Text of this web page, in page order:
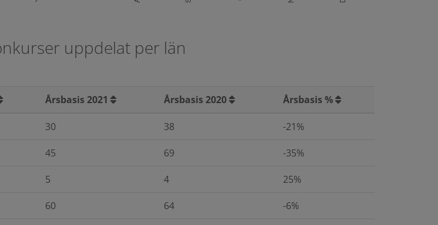
uppdelat per län
Årsbasis 2021 Årsbasis 2020 Årsbasis %
30 38 -21%
45 69 -35%
5 4 25%
60 64 -6%